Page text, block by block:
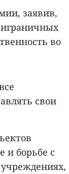
заявив,
во
свои
и борьбе с